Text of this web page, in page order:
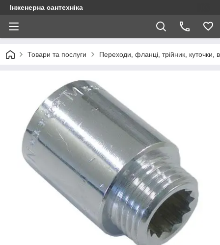
Інженерна сантехніка
Товари та послуги Переходи, фланці, трійник, куточки,